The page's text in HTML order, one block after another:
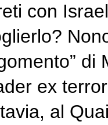
con
ex
al